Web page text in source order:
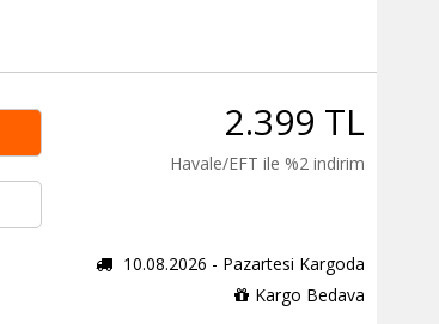
2.399 TL
Havale/EFT ile %2 indirim
10.08.2026 - Pazartesi Kargoda
Kargo Bedava